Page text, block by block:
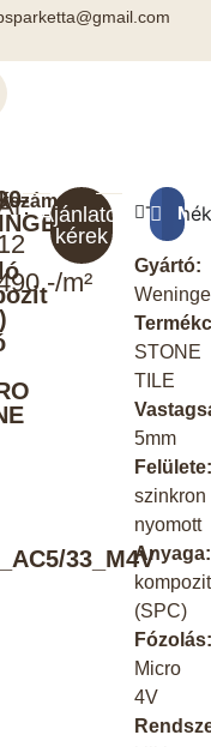
33_M4V
m²
Ajánlatot
kérek
Gyártó:
STONE
TILE
5mm
szinkron
nyomott
Anyaga:
kompozit
(SPC)
Micro
4V